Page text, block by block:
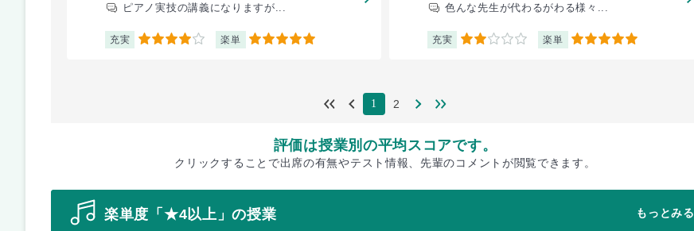
ピアノ実技の講義になりますが...
充実 4 楽単 5
色んな先生が代わるがわる様々...
充実 2 楽単 5
1 2
評価は授業別の平均スコアです。
クリックすることで出席の有無やテスト情報、先輩のコメントが閲覧できます。
楽単度「★4以上」の授業 もっとみる